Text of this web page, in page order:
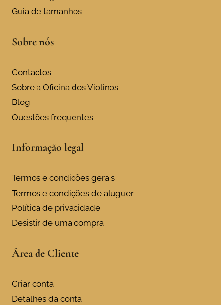
Guia de tamanhos
Sobre nós
Contactos
Sobre a Oficina dos Violinos
Blog
Questões frequentes
Informação legal
Termos e condições gerais
Termos e condições de aluguer
Política de privacidade
Desistir de uma compra
Área de Cliente
Criar conta
Detalhes da conta